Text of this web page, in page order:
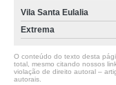
Vila Santa Eulalia
Extrema
O conteúdo do texto desta
total, mesmo citando nossos
violação de direito autoral –
autorais